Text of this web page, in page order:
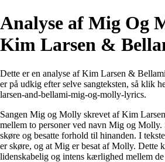
Analyse af Mig Og
Kim Larsen &
Dette er en analyse af Kim Larsen &
er på udkig efter selve sangteksten, så klik
larsen-and-bellami-mig-og-molly-lyrics.
Sangen Mig og Molly skrevet af Kim
mellem to personer ved navn Mig og Molly.
skøre og besatte forhold til hinanden. I
er skøre, og at Mig er besat af Molly. Dette
lidenskabelig og intens kærlighed mellem de